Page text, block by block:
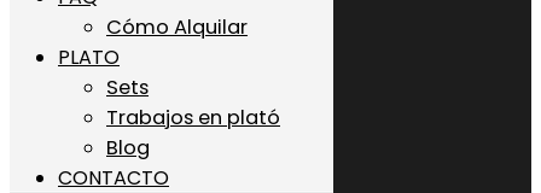
Cómo Alquilar
PLATO
Sets
Trabajos en plató
Blog
CONTACTO